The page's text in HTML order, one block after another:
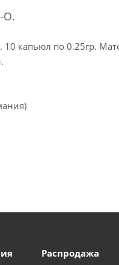
O.
10 капьюл по 0.25гр.
Распродажа